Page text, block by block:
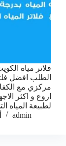
فلاتر مياه
مركزي مع
اروع و اكثر
لطبيعة المياه
admin